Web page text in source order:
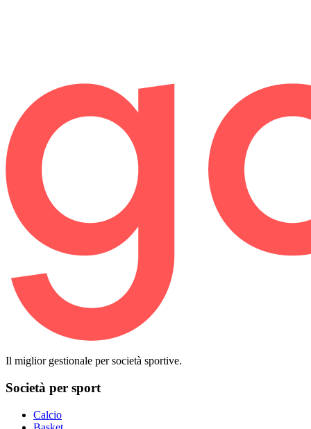
Il miglior gestionale per società sportive.
Società per sport
Calcio